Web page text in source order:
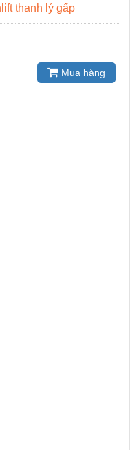
thanh lý gấp
Mua hàng